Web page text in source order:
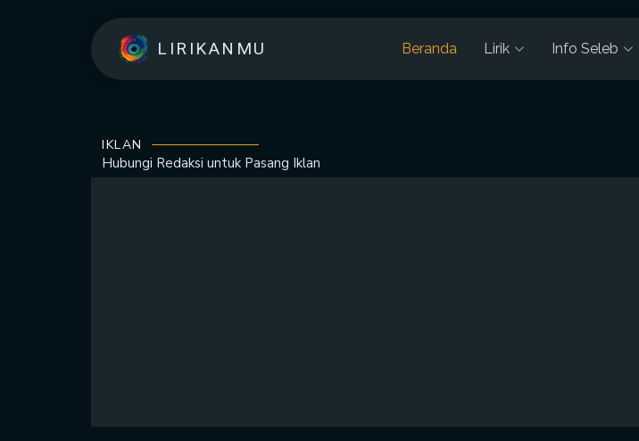
LIRIKANMU Beranda Lirik Info Seleb
IKLAN
Hubungi Redaksi untuk Pasang Iklan